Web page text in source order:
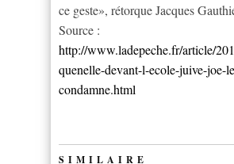
ce geste», rétorque Jacques
Source :
http://www.ladepeche.fr/article/
quenelle-devant-l-ecole-juive-joe-
condamne.html
SIMILAIRE